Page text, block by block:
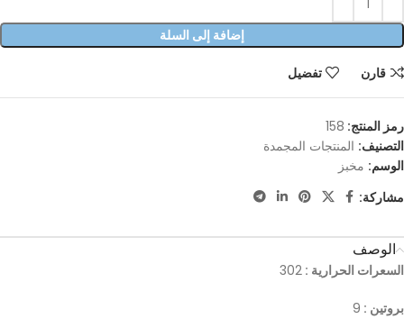
إضافة إلى السلة
قارن تفضيل
رمز المنتج: 158
التصنيف: المنتجات المجمدة
الوسم: مخبز
مشاركة:
الوصف
السعرات الحرارية : 302
بروتين : 9